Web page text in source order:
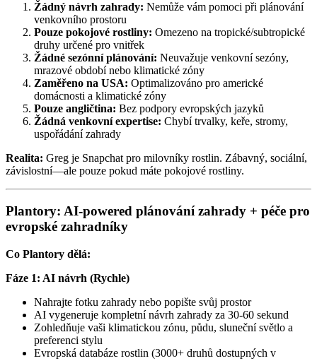
Žádný návrh zahrady: Nemůže vám pomoci při plánování
venkovního prostoru
Pouze pokojové rostliny: Omezeno na tropické/subtropické
druhy určené pro vnitřek
Žádné sezónní plánování: Neuvažuje venkovní sezóny,
mrazové období nebo klimatické zóny
Zaměřeno na USA: Optimalizováno pro americké
domácnosti a klimatické zóny
Pouze angličtina: Bez podpory evropských jazyků
Žádná venkovní expertise: Chybí trvalky, keře, stromy,
uspořádání zahrady
Realita: Greg je Snapchat pro milovníky rostlin. Zábavný, sociální,
závislostní—ale pouze pokud máte pokojové rostliny.
Plantory: AI-powered plánování zahrady + péče pro
evropské zahradníky
Co Plantory dělá:
Fáze 1: AI návrh (Rychle)
Nahrajte fotku zahrady nebo popište svůj prostor
AI vygeneruje kompletní návrh zahrady za 30-60 sekund
Zohledňuje vaši klimatickou zónu, půdu, sluneční světlo a
preferenci stylu
Evropská databáze rostlin (3000+ druhů dostupných v